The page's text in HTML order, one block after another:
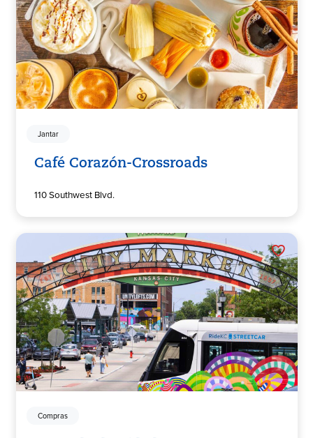
Jantar
Café Corazón-Crossroads
110 Southwest Blvd.
Compras